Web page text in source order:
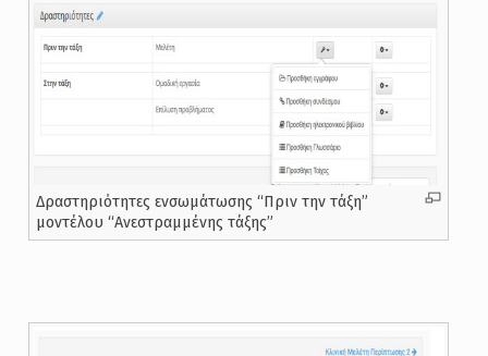
Δραστηριότητες ενσωμάτωσης “Πριν την τάξη”
μοντέλου “Ανεστραμμένης τάξης”